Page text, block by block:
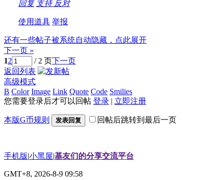
回复 支持 反对
使用道具 举报
还有一些帖子被系统自动隐藏，点此展开
下一页 »
12 / 2 页下一页
返回列表
高级模式
B Color Image Link Quote Code Smilies
您需要登录后才可以回帖 登录 | 立即注册
本版G币规则 发表回复 回帖后跳转到最后一页
手机版|小黑屋|基友们的分享交流平台
GMT+8, 2026-8-9 09:58